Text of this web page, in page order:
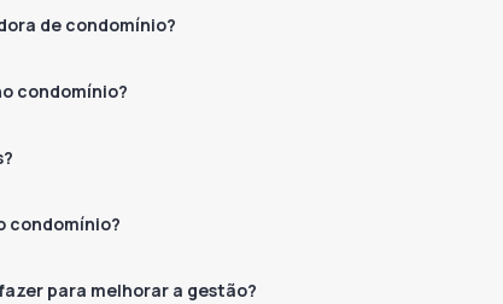
de condomínio?
condomínio?
condomínio?
para melhorar a gestão?